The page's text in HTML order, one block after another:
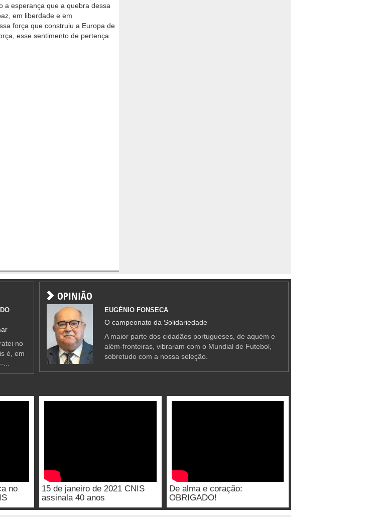
a esperança que a quebra dessa
em liberdade e em
força que construiu a Europa de
esse sentimento de pertença
no
é, em
OPINIÃO
EUGÉNIO FONSECA
O campeonato da Solidariedade
A maior parte dos cidadãos portugueses, de aquém e
além-fronteiras, vibraram com o Mundial de Futebol,
sobretudo com a nossa seleção.
no
15 de janeiro de 2021 CNIS
assinala 40 anos
De alma e coração:
OBRIGADO!